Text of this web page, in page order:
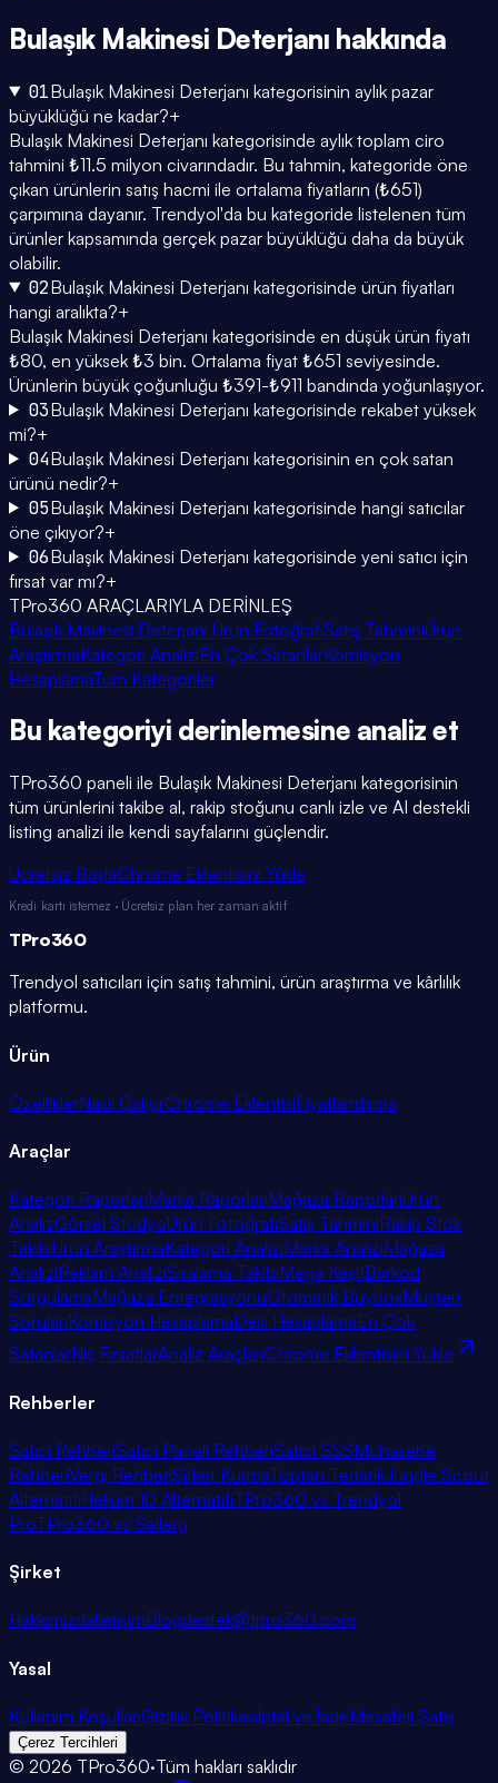
Bulaşık Makinesi Deterjanı hakkında
01Bulaşık Makinesi Deterjanı kategorisinin aylık pazar
büyüklüğü ne kadar?+
Bulaşık Makinesi Deterjanı kategorisinde aylık toplam ciro
tahmini ₺11.5 milyon civarındadır. Bu tahmin, kategoride öne
çıkan ürünlerin satış hacmi ile ortalama fiyatların (₺651)
çarpımına dayanır. Trendyol'da bu kategoride listelenen tüm
ürünler kapsamında gerçek pazar büyüklüğü daha da büyük
olabilir.
02Bulaşık Makinesi Deterjanı kategorisinde ürün fiyatları
hangi aralıkta?+
Bulaşık Makinesi Deterjanı kategorisinde en düşük ürün fiyatı
₺80, en yüksek ₺3 bin. Ortalama fiyat ₺651 seviyesinde.
Ürünlerin büyük çoğunluğu ₺391-₺911 bandında yoğunlaşıyor.
03Bulaşık Makinesi Deterjanı kategorisinde rekabet yüksek
mi?+
04Bulaşık Makinesi Deterjanı kategorisinin en çok satan
ürünü nedir?+
05Bulaşık Makinesi Deterjanı kategorisinde hangi satıcılar
öne çıkıyor?+
06Bulaşık Makinesi Deterjanı kategorisinde yeni satıcı için
fırsat var mı?+
TPro360 ARAÇLARIYLA DERİNLEŞ
Bulaşık Makinesi Deterjanı Ürün FotoğrafıSatış TahminiÜrün
AraştırmaKategori AnaliziEn Çok SatanlarKomisyon
HesaplamaTüm Kategoriler
Bu kategoriyi derinlemesine analiz et
TPro360 paneli ile Bulaşık Makinesi Deterjanı kategorisinin
tüm ürünlerini takibe al, rakip stoğunu canlı izle ve AI destekli
listing analizi ile kendi sayfalarını güçlendir.
Ücretsiz BaşlaChrome Eklentisini Yükle
Kredi kartı istemez · Ücretsiz plan her zaman aktif
TPro360
Trendyol satıcıları için satış tahmini, ürün araştırma ve kârlılık
platformu.
Ürün
ÖzelliklerNasıl ÇalışırChrome EklentisiFiyatlandırma
Araçlar
Kategori RaporlarıMarka RaporlarıMağaza RaporlarıÜrün
AnalizGörsel StüdyoÜrün FotoğrafıSatış TahminiRakip Stok
TakibiÜrün AraştırmaKategori AnaliziMarka AnaliziMağaza
AnaliziReklam AnaliziSıralama TakibiMega KeşifBarkod
SorgulamaMağaza EntegrasyonuOtomatik BuyboxMüşteri
SorularıKomisyon HesaplamaDesi HesaplamaEn Çok
SatanlarNiş FırsatlarAnaliz AraçlarıChrome Eklentisini Yükle
Rehberler
Satıcı RehberiSatıcı Paneli RehberiSatıcı SSSMuhasebe
RehberiVergi RehberiŞirket KurmaToptan TedarikJungle Scout
AlternatifiHelium 10 AlternatifiTPro360 vs Trendyol
ProTPro360 vs Sellerg
Şirket
HakkımızdaİletişimBlogdestek@tpro360.com
Yasal
Kullanım KoşullarıGizlilik Politikasıİptal ve İadeMesafeli Satış
Çerez Tercihleri
© 2026 TPro360·Tüm hakları saklıdır